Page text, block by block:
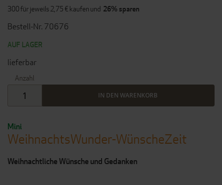
Mini
WeihnachtsWunder-WünscheZeit
Weihnachtliche Wünsche und Gedanken
300 für jeweils 2,75 € kaufen und 26% sparen
Bestell-Nr. 70676
AUF LAGER
lieferbar
Anzahl
IN DEN WARENKORB